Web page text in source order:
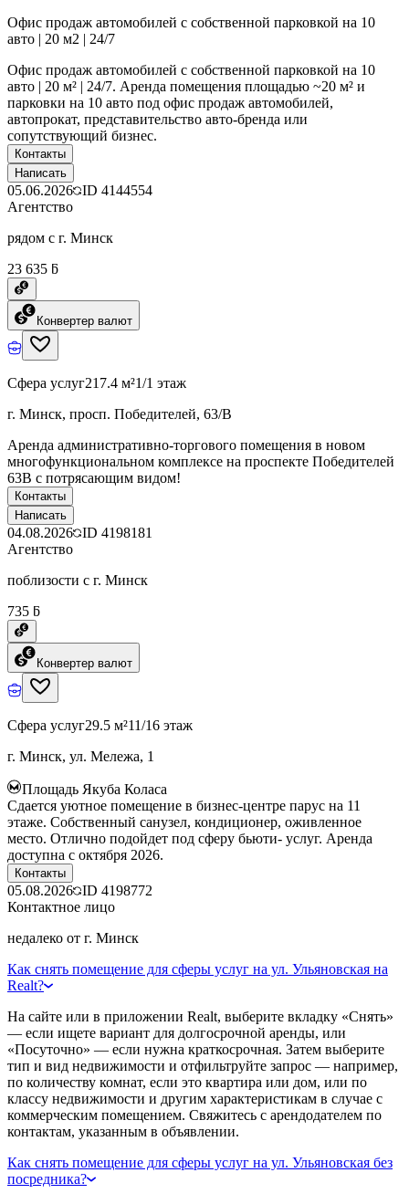
Офис продаж автомобилей с собственной парковкой на 10
авто | 20 м2 | 24/7
Офис продаж автомобилей с собственной парковкой на 10
авто | 20 м² | 24/7. Аренда помещения площадью ~20 м² и
парковки на 10 авто под офис продаж автомобилей,
автопрокат, представительство авто-бренда или
сопутствующий бизнес.
Контакты
Написать
05.06.2026 ID 4144554
Агентство
рядом с г. Минск
23 635 ƃ
Конвертер валют
Сфера услуг217.4 м²1/1 этаж
г. Минск, просп. Победителей, 63/В
Аренда административно-торгового помещения в новом
многофункциональном комплексе на проспекте Победителей
63В с потрясающим видом!
Контакты
Написать
04.08.2026 ID 4198181
Агентство
поблизости с г. Минск
735 ƃ
Конвертер валют
Сфера услуг29.5 м²11/16 этаж
г. Минск, ул. Мележа, 1
Площадь Якуба Коласа
Сдается уютное помещение в бизнес-центре парус на 11
этаже. Собственный санузел, кондиционер, оживленное
место. Отлично подойдет под сферу бьюти- услуг. Аренда
доступна с октября 2026.
Контакты
05.08.2026 ID 4198772
Контактное лицо
недалеко от г. Минск
Как снять помещение для сферы услуг на ул. Ульяновская на
Realt?
На сайте или в приложении Realt, выберите вкладку «Снять»
— если ищете вариант для долгосрочной аренды, или
«Посуточно» — если нужна краткосрочная. Затем выберите
тип и вид недвижимости и отфильтруйте запрос — например,
по количеству комнат, если это квартира или дом, или по
классу недвижимости и другим характеристикам в случае с
коммерческим помещением. Свяжитесь с арендодателем по
контактам, указанным в объявлении.
Как снять помещение для сферы услуг на ул. Ульяновская без
посредника?